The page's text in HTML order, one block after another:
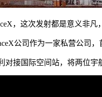
，这次发射都是意义非
公司作为一家私营公司
对接国际空间站，将两位宇